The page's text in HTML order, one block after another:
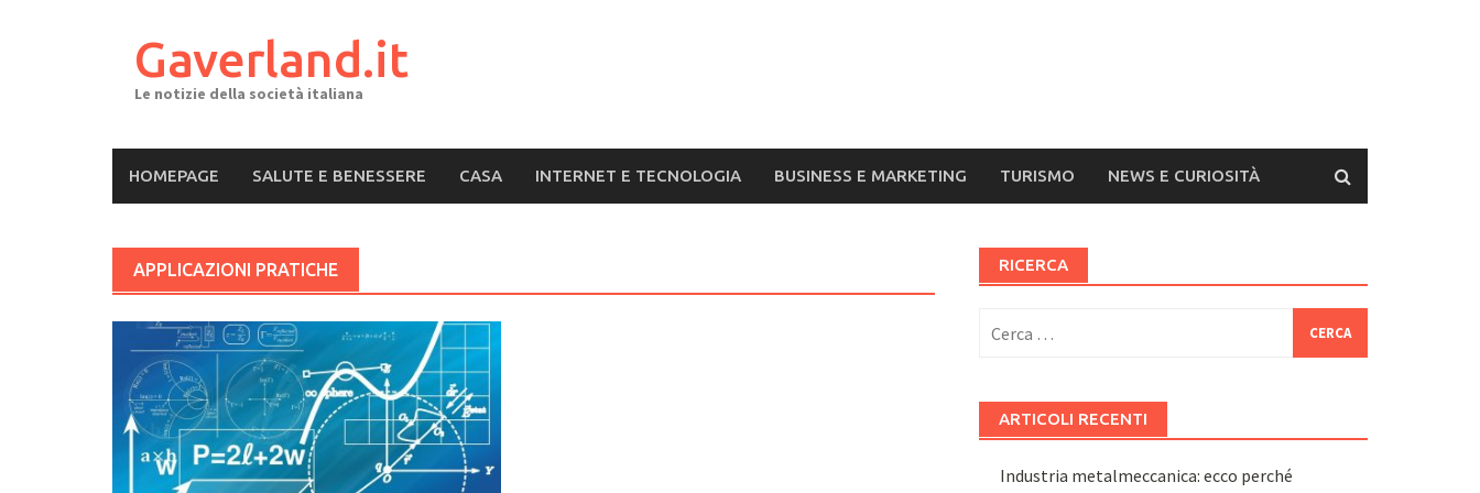
Gaverland.it
Le notizie della società italiana
HOMEPAGE SALUTE E BENESSERE CASA INTERNET E TECNOLOGIA BUSINESS E MARKETING TURISMO NEWS E CURIOSITÀ
APPLICAZIONI PRATICHE RICERCA
per:
ARTICOLI RECENTI
Industria metalmeccanica: ecco perché